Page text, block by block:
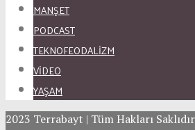
MANŞET
PODCAST
TEKNOFEODALİZM
VİDEO
YAŞAM
2023 Terrabayt | Tüm Hakları